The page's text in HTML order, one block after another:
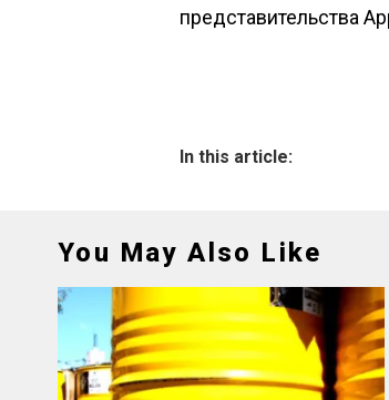
представительства
In this article:
You May Also Like